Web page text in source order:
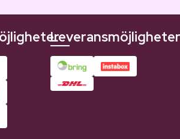
Leveransmöjligheter